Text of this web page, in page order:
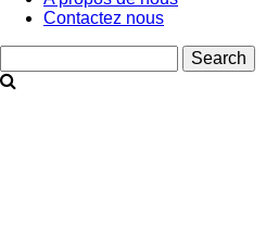
Contactez nous